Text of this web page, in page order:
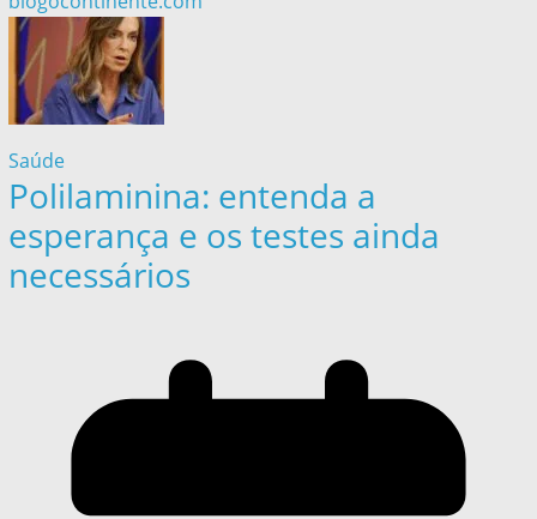
Saúde
Polilaminina: entenda a
esperança e os testes ainda
necessários